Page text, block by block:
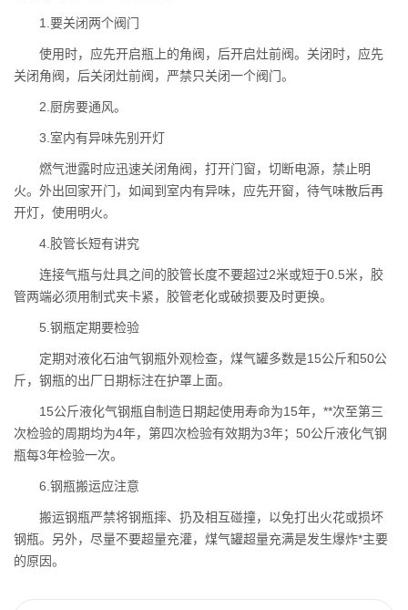
1.要关闭两个阀门
使用时，应先开启瓶上的角阀，后开启灶前阀。关闭时，应先
关闭角阀，后关闭灶前阀，严禁只关闭一个阀门。
2.厨房要通风。
3.室内有异味先别开灯
燃气泄露时应迅速关闭角阀，打开门窗，切断电源，禁止明
火。外出回家开门，如闻到室内有异味，应先开窗，待气味散后再
开灯，使用明火。
4.胶管长短有讲究
连接气瓶与灶具之间的胶管长度不要超过2米或短于0.5米，胶
管两端必须用制式夹卡紧，胶管老化或破损要及时更换。
5.钢瓶定期要检验
定期对液化石油气钢瓶外观检查，煤气罐多数是15公斤和50公
斤，钢瓶的出厂日期标注在护罩上面。
15公斤液化气钢瓶自制造日期起使用寿命为15年，**次至第三
次检验的周期均为4年，第四次检验有效期为3年；50公斤液化气钢
瓶每3年检验一次。
6.钢瓶搬运应注意
搬运钢瓶严禁将钢瓶摔、扔及相互碰撞，以免打出火花或损坏
钢瓶。另外，尽量不要超量充灌，煤气罐超量充满是发生爆炸*主要
的原因。